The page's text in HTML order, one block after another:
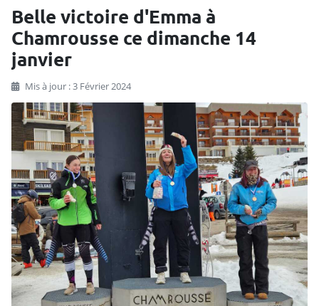
Belle victoire d'Emma à
Chamrousse ce dimanche 14
janvier
Mis à jour : 3 Février 2024